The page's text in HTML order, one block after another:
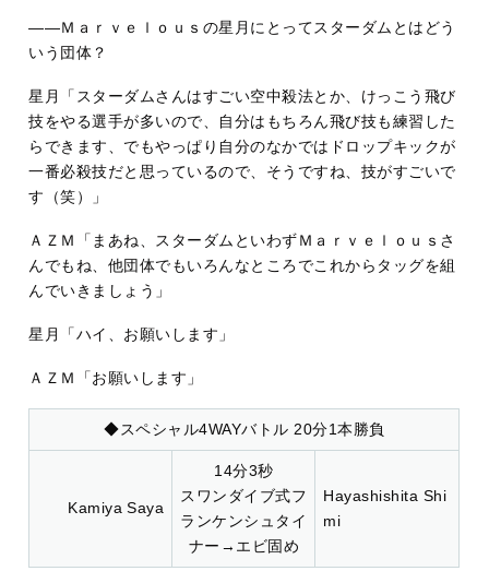
――Ｍａｒｖｅｌｏｕｓの星月にとってスターダムとはどう
いう団体？
星月「スターダムさんはすごい空中殺法とか、けっこう飛び
技をやる選手が多いので、自分はもちろん飛び技も練習した
らできます、でもやっぱり自分のなかではドロップキックが
一番必殺技だと思っているので、そうですね、技がすごいで
す（笑）」
ＡＺＭ「まあね、スターダムといわずＭａｒｖｅｌｏｕｓさ
んでもね、他団体でもいろんなところでこれからタッグを組
んでいきましょう」
星月「ハイ、お願いします」
ＡＺＭ「お願いします」
◆スペシャル4WAYバトル 20分1本勝負
Kamiya Saya
14分3秒
スワンダイブ式フ
ランケンシュタイ
ナー→エビ固め
Hayashishita Shi
mi